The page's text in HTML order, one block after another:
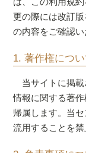
更の際には改訂
の内容をご確認
1. 著作権につい
当サイトに掲載
情報に関する著
帰属します。当
流用することを禁